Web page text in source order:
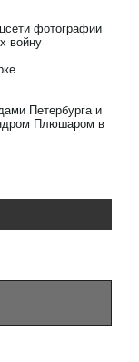
фотографии
войну
Петербурга и
Плюшаром в